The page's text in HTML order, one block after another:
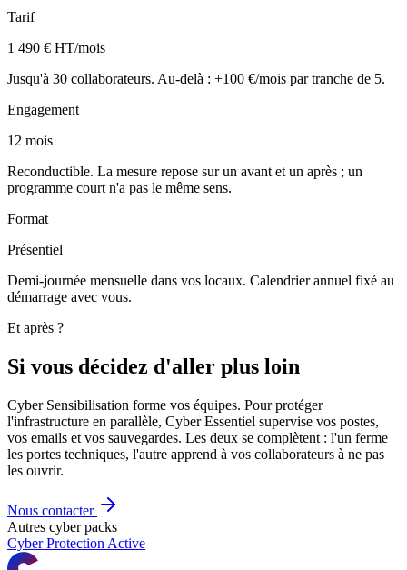
Tarif
1 490 € HT/mois
Jusqu'à 30 collaborateurs. Au-delà : +100 €/mois par tranche de 5.
Engagement
12 mois
Reconductible. La mesure repose sur un avant et un après ; un
programme court n'a pas le même sens.
Format
Présentiel
Demi-journée mensuelle dans vos locaux. Calendrier annuel fixé au
démarrage avec vous.
Et après ?
Si vous décidez d'aller plus loin
Cyber Sensibilisation forme vos équipes. Pour protéger
l'infrastructure en parallèle, Cyber Essentiel supervise vos postes,
vos emails et vos sauvegardes. Les deux se complètent : l'un ferme
les portes techniques, l'autre apprend à vos collaborateurs à ne pas
les ouvrir.
Nous contacter
Autres cyber packs
Cyber Protection Active